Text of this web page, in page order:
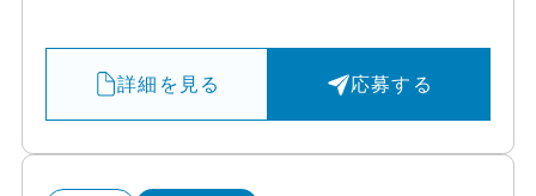
詳細を見る 応募する